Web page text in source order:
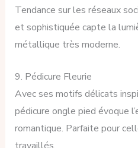
Tendance sur les réseaux
et sophistiquée capte la
métallique très moderne.
9. Pédicure Fleurie
Avec ses motifs délicats
pédicure ongle pied évoque
romantique. Parfaite pour